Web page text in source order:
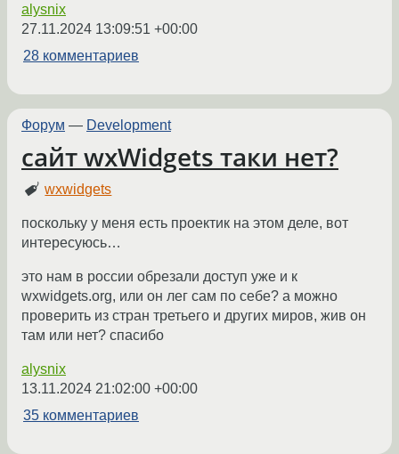
alysnix
27.11.2024 13:09:51 +00:00
28 комментариев
Форум — Development
сайт wxWidgets таки нет?
wxwidgets
поскольку у меня есть проектик на этом деле, вот
интересуюсь…
это нам в россии обрезали доступ уже и к
wxwidgets.org, или он лег сам по себе? а можно
проверить из стран третьего и других миров, жив он
там или нет? спасибо
alysnix
13.11.2024 21:02:00 +00:00
35 комментариев